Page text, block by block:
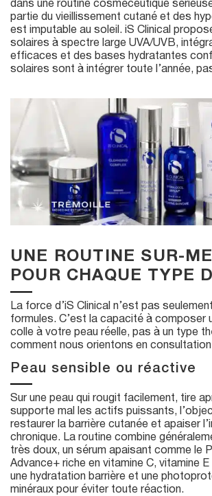
dans une routine cosméceutique
partie du vieillissement cutané et des
est imputable au soleil. iS Clinical
solaires à spectre large UVA/UVB,
efficaces et des bases hydratantes
solaires sont à intégrer toute l’année,
UNE ROUTINE SUR-
POUR CHAQUE TYPE
La force d’iS Clinical n’est pas
formules. C’est la capacité à composer
colle à votre peau réelle, pas à un type
comment nous orientons en
Peau sensible ou réactive
Sur une peau qui rougit facilement, tire
supporte mal les actifs puissants,
restaurer la barrière cutanée et apaiser
chronique. La routine combine
très doux, un sérum apaisant comme le
Advance+ riche en vitamine C, vitamine
une hydratation barrière et une
minéraux pour éviter toute réaction.